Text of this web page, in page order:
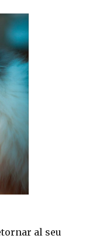
al seu